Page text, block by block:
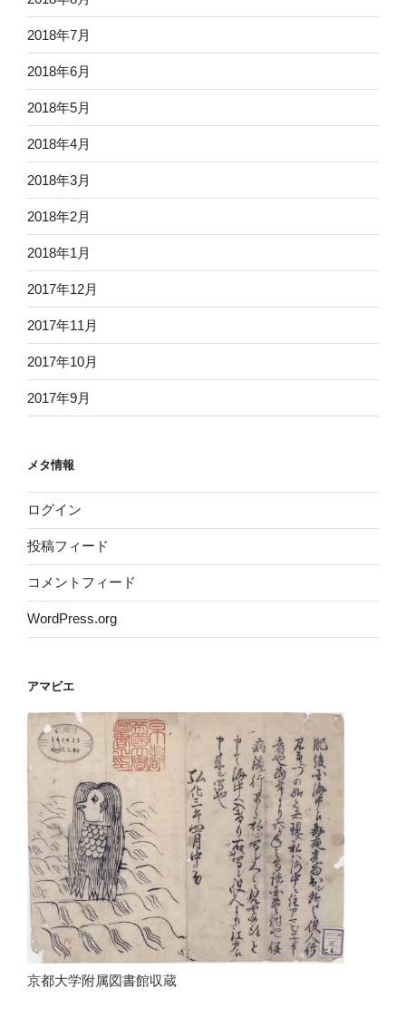
2018年7月
2018年6月
2018年5月
2018年4月
2018年3月
2018年2月
2018年1月
2017年12月
2017年11月
2017年10月
2017年9月
メタ情報
ログイン
投稿フィード
コメントフィード
WordPress.org
アマビエ
京都大学附属図書館収蔵